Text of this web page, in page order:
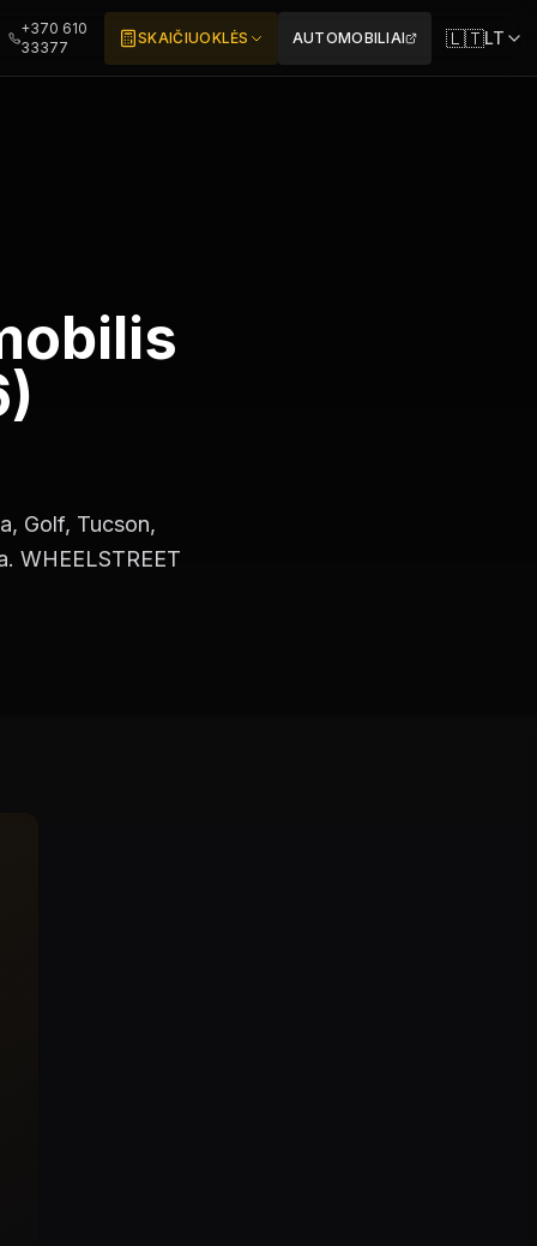
+370 610
33377
SKAIČIUOKLĖS AUTOMOBILIAI 🇱🇹LT
Golf, Tucson,
WHEELSTREET